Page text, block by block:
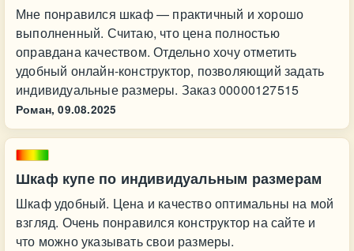
Мне понравился шкаф — практичный и хорошо
выполненный. Считаю, что цена полностью
оправдана качеством. Отдельно хочу отметить
удобный онлайн-конструктор, позволяющий задать
индивидуальные размеры. Заказ 00000127515
Роман, 09.08.2025
Шкаф купе по индивидуальным размерам
Шкаф удобный. Цена и качество оптимальны на мой
взгляд. Очень понравился конструктор на сайте и
что можно указывать свои размеры.